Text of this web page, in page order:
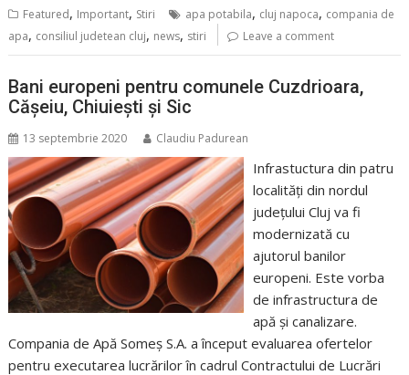
Featured, Important, Stiri apa potabila, cluj napoca, compania de
apa, consiliul judetean cluj, news, stiri Leave a comment
Bani europeni pentru comunele Cuzdrioara,
Cășeiu, Chiuiești și Sic
13 septembrie 2020 Claudiu Padurean
Infrastuctura din patru
localități din nordul
județului Cluj va fi
modernizată cu
ajutorul banilor
europeni. Este vorba
de infrastructura de
apă și canalizare.
Compania de Apă Someș S.A. a început evaluarea ofertelor
pentru executarea lucrărilor în cadrul Contractului de Lucrări